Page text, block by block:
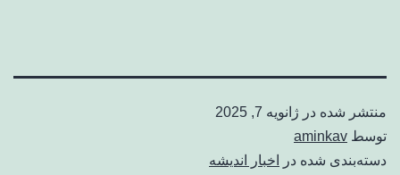
منتشر شده در ژانویه 7, 2025
توسط aminkav
دسته‌بندی شده در
اخبار اندیشه